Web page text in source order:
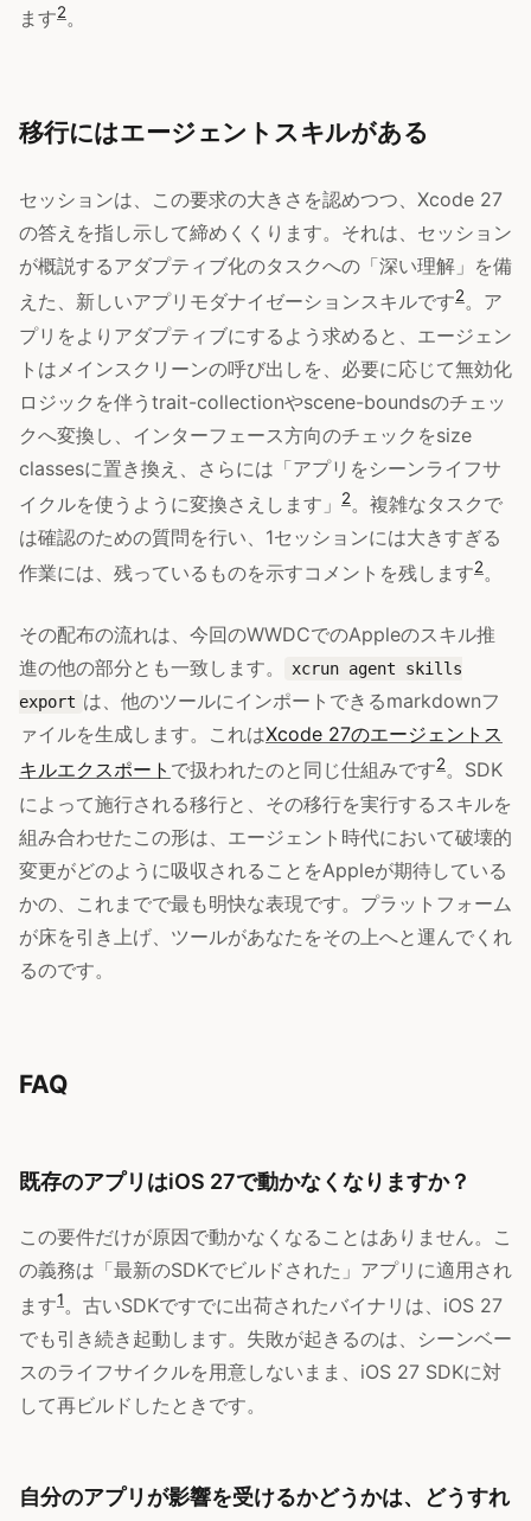
ます2。
移行にはエージェントスキルがある
セッションは、この要求の大きさを認めつつ、Xcode 27
の答えを指し示して締めくくります。それは、セッション
が概説するアダプティブ化のタスクへの「深い理解」を備
えた、新しいアプリモダナイゼーションスキルです2。ア
プリをよりアダプティブにするよう求めると、エージェン
トはメインスクリーンの呼び出しを、必要に応じて無効化
ロジックを伴うtrait-collectionやscene-boundsのチェッ
クへ変換し、インターフェース方向のチェックをsize
classesに置き換え、さらには「アプリをシーンライフサ
イクルを使うように変換さえします」
2。複雑なタスクで
は確認のための質問を行い、1セッションには大きすぎる
作業には、残っているものを示すコメントを残します2。
その配布の流れは、今回のWWDCでのAppleのスキル推
進の他の部分とも一致します。
xcrun agent skills
export は、他のツールにインポートできるmarkdownフ
ァイルを生成します。これはXcode 27のエージェントス
キルエクスポート で扱われたのと同じ仕組みです2。SDK
によって施行される移行と、その移行を実行するスキルを
組み合わせたこの形は、エージェント時代において破壊的
変更がどのように吸収されることをAppleが期待している
かの、これまでで最も明快な表現です。プラットフォーム
が床を引き上げ、ツールがあなたをその上へと運んでくれ
るのです。
FAQ
既存のアプリはiOS 27で動かなくなりますか？
この要件だけが原因で動かなくなることはありません。こ
の義務は「最新のSDKでビルドされた」アプリに適用され
ます1。古いSDKですでに出荷されたバイナリは、iOS 27
でも引き続き起動します。失敗が起きるのは、シーンベー
スのライフサイクルを用意しないまま、iOS 27 SDKに対
して再ビルドしたときです。
自分のアプリが影響を受けるかどうかは、どうすれ